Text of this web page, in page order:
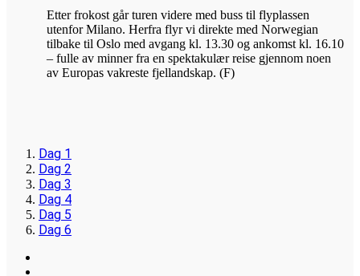
Etter frokost går turen videre med buss til flyplassen
utenfor Milano. Herfra flyr vi direkte med Norwegian
tilbake til Oslo med avgang kl. 13.30 og ankomst kl. 16.10
– fulle av minner fra en spektakulær reise gjennom noen
av Europas vakreste fjellandskap. (F)
Dag 1
Dag 2
Dag 3
Dag 4
Dag 5
Dag 6